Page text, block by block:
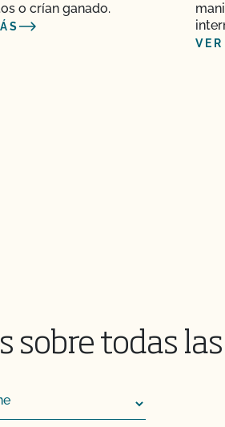
o crían ganado.
sobre todas
y pagar en
cómo mantener